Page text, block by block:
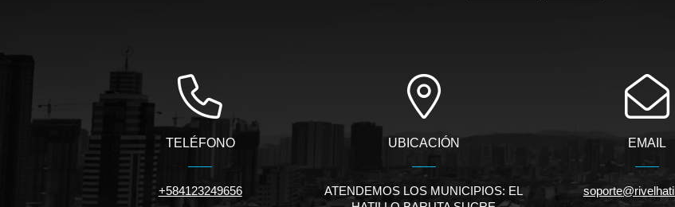
de este tipo de inmuebles dirigida a la clase media. Sin embargo,
durante los últimos 10 años se presentaron circunstancias
recursos, tales como: alta liquidez monetaria, sistemas de control
de cambio, devaluación de la moneda y alta inflación, lo cual
indujo al universo del empresariado a la adquisición de
TELÉFONO
+584123249656
UBICACIÓN
ATENDEMOS LOS MUNICIPIOS: EL
EMAIL